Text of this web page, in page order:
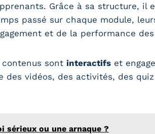
Grâce à sa structure, il
passé sur chaque module,
et de la performance
sont interactifs et
des vidéos, des activités, des
sérieux ou une arnaque ?